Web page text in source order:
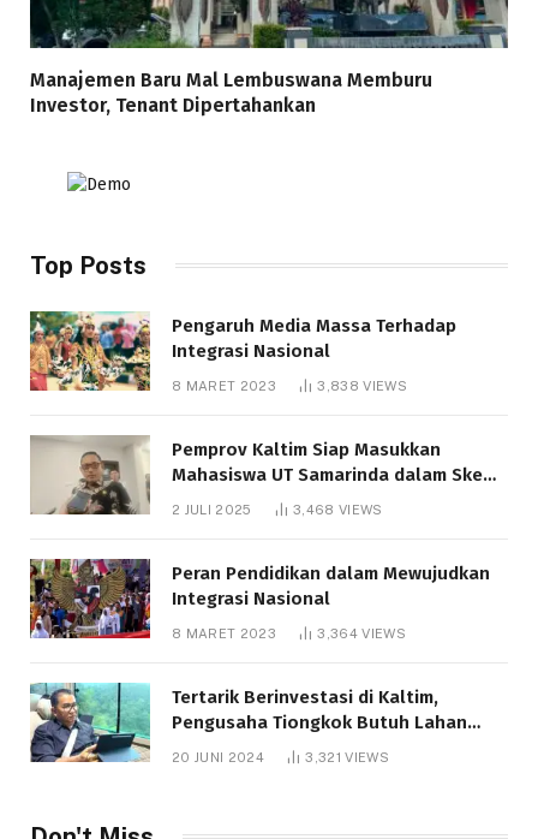
Manajemen Baru Mal Lembuswana Memburu
Investor, Tenant Dipertahankan
Top Posts
Pengaruh Media Massa Terhadap
Integrasi Nasional
8 MARET 2023 3,838VIEWS
Pemprov Kaltim Siap Masukkan
Mahasiswa UT Samarinda dalam Skema
Bantuan Pendidikan Gratispol
2 JULI 2025 3,468 VIEWS
Peran Pendidikan dalam Mewujudkan
Integrasi Nasional
8 MARET 2023 3,364VIEWS
Tertarik Berinvestasi di Kaltim,
Pengusaha Tiongkok Butuh Lahan
1.000 Hektare
20 JUNI 2024 3,321VIEWS